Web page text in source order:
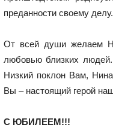
преданности своему делу.
От всей души желаем
любовью близких
Низкий поклон Вам,
Вы – настоящий герой
С ЮБИЛЕЕМ!!!